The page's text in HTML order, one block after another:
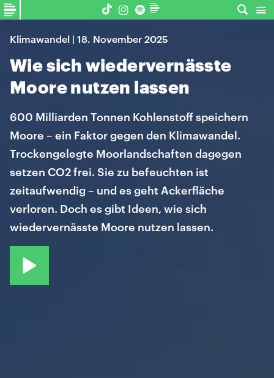
Klimawandel | 18. November 2025
Wie sich wiedervernässte
Moore nutzen lassen
600 Milliarden Tonnen Kohlenstoff speichern
Moore – ein Faktor gegen den Klimawandel.
Trockengelegte Moorlandschaften dagegen
setzen CO2 frei. Sie zu befeuchten ist
zeitaufwendig – und es geht Ackerfläche
verloren. Doch es gibt Ideen, wie sich
wiedervernässte Moore nutzen lassen.